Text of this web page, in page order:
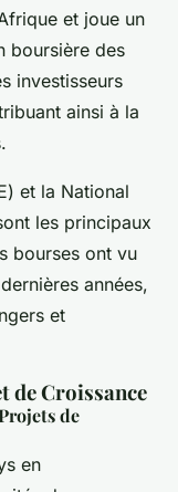
et joue un
boursière des
investisseurs
ainsi à la
et la National
les principaux
bourses ont vu
années,
et
de Croissance
de
en